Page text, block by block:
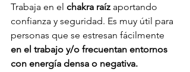
Trabaja en el chakra raíz aportando
confianza y seguridad. Es muy útil para
personas que se estresan fácilmente
en el trabajo y/o frecuentan entornos
con energía densa o negativa.